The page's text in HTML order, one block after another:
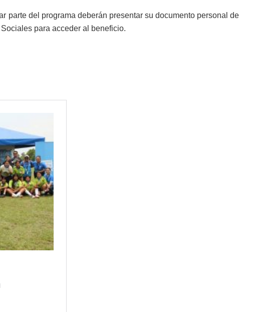
parte del programa deberán presentar su documento personal de
para acceder al beneficio.